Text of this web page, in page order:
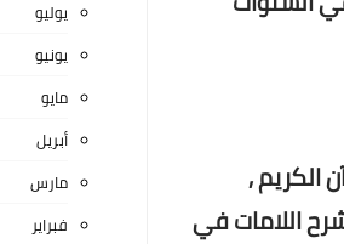
الكريم ,
اللامات في
يوليو
يونيو
مايو
أبريل
مارس
فبراير